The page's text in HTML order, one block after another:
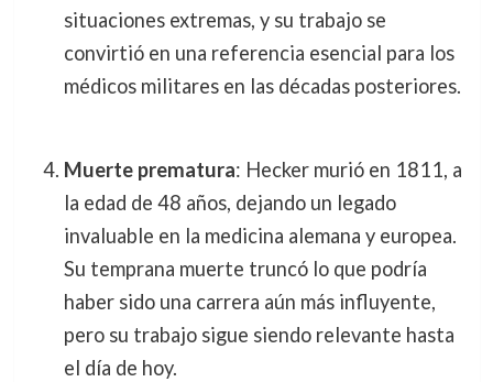
situaciones extremas, y su trabajo se
convirtió en una referencia esencial para los
médicos militares en las décadas posteriores.
Muerte prematura: Hecker murió en 1811, a
la edad de 48 años, dejando un legado
invaluable en la medicina alemana y europea.
Su temprana muerte truncó lo que podría
haber sido una carrera aún más influyente,
pero su trabajo sigue siendo relevante hasta
el día de hoy.